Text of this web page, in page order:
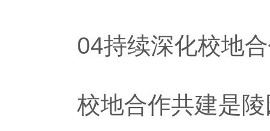
04持续深化校地合
校地合作共建是陵